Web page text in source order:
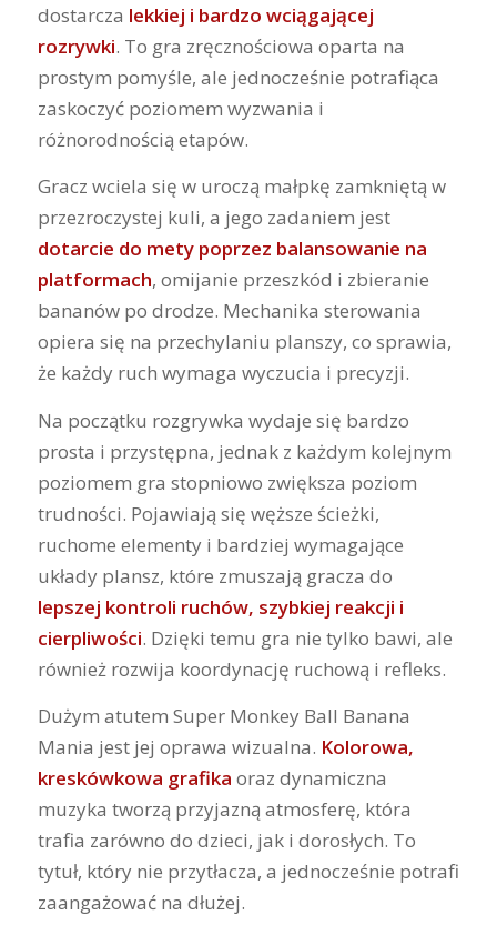
dostarcza lekkiej i bardzo wciągającej
rozrywki. To gra zręcznościowa oparta na
prostym pomyśle, ale jednocześnie potrafiąca
zaskoczyć poziomem wyzwania i
różnorodnością etapów.
Gracz wciela się w uroczą małpkę zamkniętą w
przezroczystej kuli, a jego zadaniem jest
dotarcie do mety poprzez balansowanie na
platformach, omijanie przeszkód i zbieranie
bananów po drodze. Mechanika sterowania
opiera się na przechylaniu planszy, co sprawia,
że każdy ruch wymaga wyczucia i precyzji.
Na początku rozgrywka wydaje się bardzo
prosta i przystępna, jednak z każdym kolejnym
poziomem gra stopniowo zwiększa poziom
trudności. Pojawiają się węższe ścieżki,
ruchome elementy i bardziej wymagające
układy plansz, które zmuszają gracza do
lepszej kontroli ruchów, szybkiej reakcji i
cierpliwości. Dzięki temu gra nie tylko bawi, ale
również rozwija koordynację ruchową i refleks.
Dużym atutem Super Monkey Ball Banana
Mania jest jej oprawa wizualna. Kolorowa,
kreskówkowa grafika oraz dynamiczna
muzyka tworzą przyjazną atmosferę, która
trafia zarówno do dzieci, jak i dorosłych. To
tytuł, który nie przytłacza, a jednocześnie potrafi
zaangażować na dłużej.